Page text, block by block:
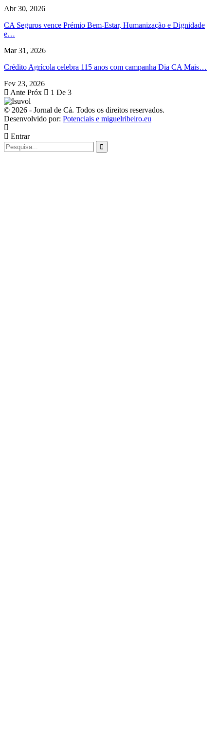
Abr 30, 2026
CA Seguros vence Prémio Bem-Estar, Humanização e Dignidade
e…
Mar 31, 2026
Crédito Agrícola celebra 115 anos com campanha Dia CA Mais…
Fev 23, 2026
Ante Próx 1 De 3
© 2026 - Jornal de Cá. Todos os direitos reservados.
Desenvolvido por: Potenciais e miguelribeiro.eu
Entrar